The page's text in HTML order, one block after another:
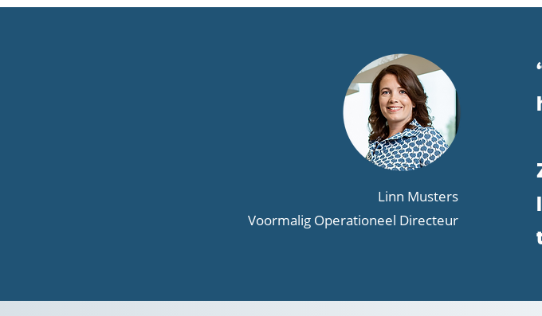
Linn Musters
Voormalig Operationeel Directeur